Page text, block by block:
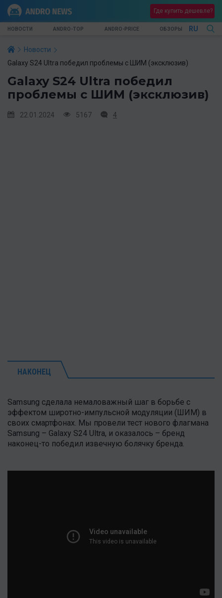
Где купить дешевле?
НОВОСТИ ANDRO-TOP ANDRO-PRICE ОБЗОРЫ RU
Новости
Galaxy S24 Ultra победил проблемы с ШИМ (эксклюзив)
Galaxy S24 Ultra победил
проблемы с ШИМ (эксклюзив)
22.01.2024 5167 4
НАКОНЕЦ
Samsung сделала немаловажный шаг в борьбе с
эффектом широтно-импульсной модуляции (ШИМ) в
своих смартфонах. Мы провели тест нового флагмана
Samsung – Galaxy S24 Ultra, и оказалось – бренд
наконец-то победил извечную болячку бренда.